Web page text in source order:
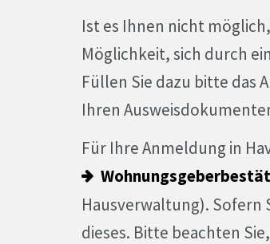
Ist es Ihnen nicht
Möglichkeit, sich durch
Füllen Sie dazu bitte das
Ihren
Für Ihre Anmeldung in
Hausverwaltung). Sofern
dieses. Bitte beachten